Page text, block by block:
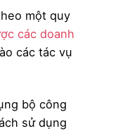
một quy
các doanh
các tác vụ
bộ công
sử dụng